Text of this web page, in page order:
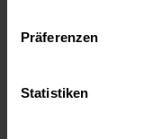
Präferenzen
Statistiken
über Start-ups